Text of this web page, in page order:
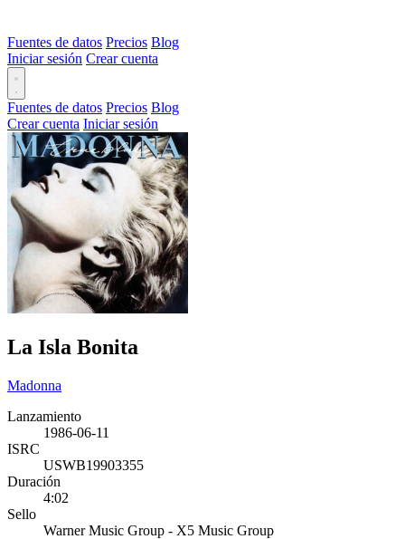
Fuentes de datos Precios Blog
Iniciar sesión Crear cuenta
Fuentes de datos Precios Blog
Crear cuenta Iniciar sesión
La Isla Bonita
Madonna
Lanzamiento
1986-06-11
ISRC
USWB19903355
Duración
4:02
Sello
Warner Music Group - X5 Music Group